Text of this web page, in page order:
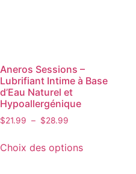
Aneros Sessions –
Lubrifiant Intime à Base
d’Eau Naturel et
Hypoallergénique
$21.99 – $28.99
Choix des options